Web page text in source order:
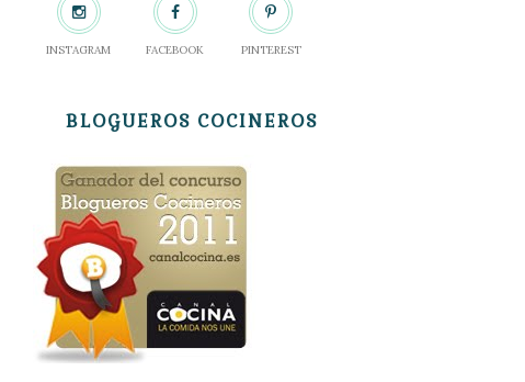
INSTAGRAM FACEBOOK PINTEREST
BLOGUEROS COCINEROS